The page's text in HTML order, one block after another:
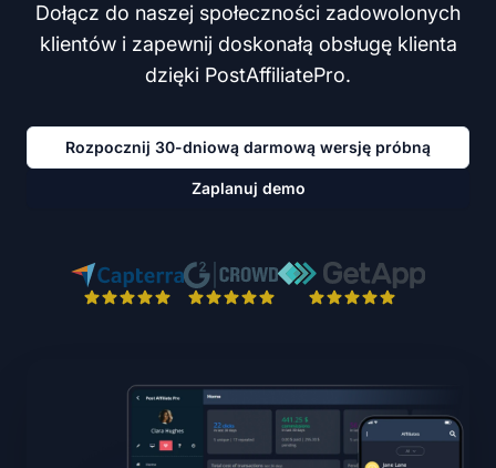
Dołącz do naszej społeczności zadowolonych
klientów i zapewnij doskonałą obsługę klienta
dzięki PostAffiliatePro.
Rozpocznij 30-dniową darmową wersję próbną
Zaplanuj demo